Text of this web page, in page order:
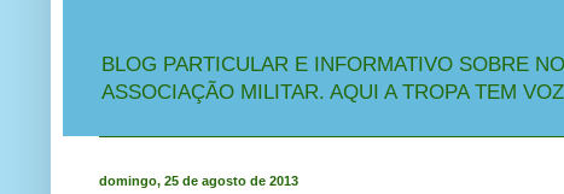
BLOG PARTICULAR E INFORMATIVO SOBRE
ASSOCIAÇÃO MILITAR. AQUI A TROPA TEM
domingo, 25 de agosto de 2013